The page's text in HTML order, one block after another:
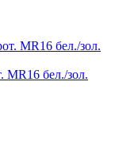
MR16 бел./зол.